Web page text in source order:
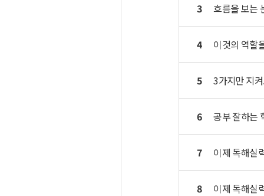
3 흐름을 보는
4 이것의 역할
5 3가지만 지
6 공부 잘하는
7 이제 독해실
8 이제 독해실